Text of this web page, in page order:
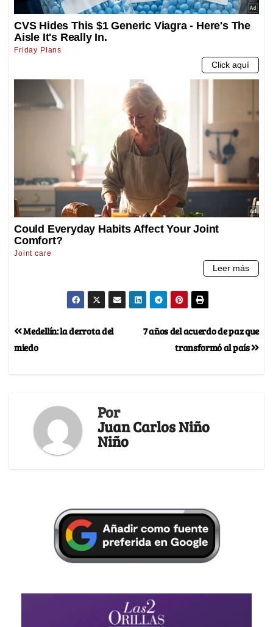
7 años del acuerdo de paz que
transformó al país
Medellín: la derrota del
miedo
Por
Juan Carlos Niño
Niño